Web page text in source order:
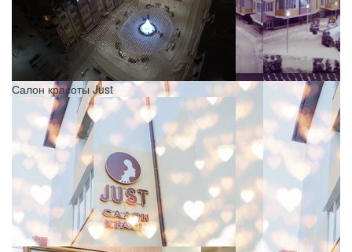
Салон красоты Just